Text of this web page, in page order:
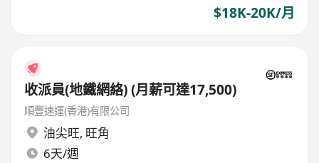
$18K-20K/月
收派員(地鐵網絡) (月薪可達17,500)
順豐速運(香港)有限公司
油尖旺, 旺角
6天/週